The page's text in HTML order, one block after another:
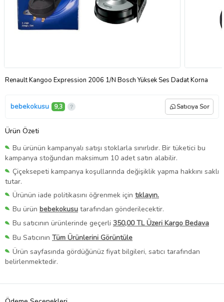
Renault Kangoo Expression 2006 1/N Bosch Yüksek Ses Dadat Korna
bebekokusu 9,3 Satıcıya Sor
Ürün Özeti
Bu ürünün kampanyalı satışı stoklarla sınırlıdır. Bir tüketici bu
kampanya stoğundan maksimum 10 adet satın alabilir.
Çiçeksepeti kampanya koşullarında değişiklik yapma hakkını saklı
tutar.
Ürünün iade politikasını öğrenmek için tıklayın.
Bu ürün bebekokusu tarafından gönderilecektir.
Bu satıcının ürünlerinde geçerli 350,00 TL Üzeri Kargo Bedava
Bu Satıcının Tüm Ürünlerini Görüntüle
Ürün sayfasında gördüğünüz fiyat bilgileri, satıcı tarafından
belirlenmektedir.